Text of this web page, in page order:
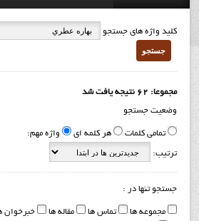
کلید واژه های جستجو
جستجو
مجموعا: 62 نتیجه یافت شد
وضعیت جستجو
تمامی کلمات هر کلمه ای واژه مهم:
ترتیب:
جستجو تنها در :
مجموعه ها تماس ها مقاله ها خبرخوان